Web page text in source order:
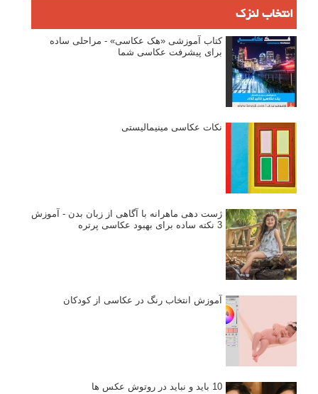
انتخاب لنزک
کتاب آموزشی «هک عکاسی» - مراحلی ساده
برای پیشرفت عکاسی شما
نکات عکاسی مینیمالیستی
ژست دهی ماهرانه با آگاهی از زبان بدن - آموزش
3 نکته ساده برای بهبود عکاسی پرتره
آموزش انتخاب رنگ در عکاسی از کودکان
10 باید و نباید در روتوش عکس ها